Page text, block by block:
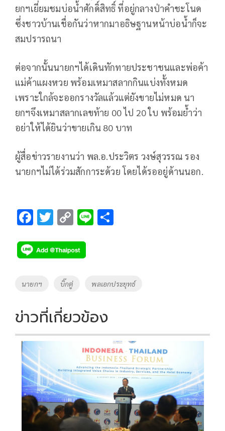
ยกฯเยี่ยมชมบ่อน้ำศักดิ์สิทธิ์ ที่อยู่กลางป่าคำชะโนด
ซึ่งชาวบ้านเชื่อกันว่าหากมาอธิษฐานหน้าบ่อน้ำก็จะ
สมปรารถนา
ต่อจากนั้นนายกฯได้เดินทักทายประชาชนและพ่อค้า
แม่ค้าแผงหวย พร้อมเหมาสลากกินแบ่งทั้งหมด
เพราะใกล้จะออกรางวัลแล้วแต่ยังขายไม่หมด นา
ยกฯจึงเหมาสลากเลขท้าย 00 ไป 20 ใบ พร้อมย้ำว่า
อย่าให้ได้ยินว่าขายเกิน 80 บาท
ผู้สื่อข่าวรายงานว่า พล.อ.ประวิตร วงษ์สุวรรณ รอง
นายกฯไม่ได้ร่วมสักการะด้วย โดยได้รออยู่ด้านนอก.
F
e
b
o
k
T
tt
er
C
p
y
k
Li
Tags
นายกฯ บิ๊กตู่ พลเอกประยุทธ์
ข่าวที่เกี่ยวข้อง